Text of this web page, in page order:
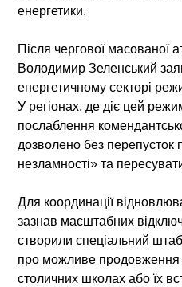
енергетики.
Після чергової масованої
Володимир Зеленський
енергетичному секторі
У регіонах, де діє цей
послаблення
дозволено без перепусток
незламності» та
Для координації
зазнав масштабних
створили спеціальний
про можливе продовження
столичних школах або їх